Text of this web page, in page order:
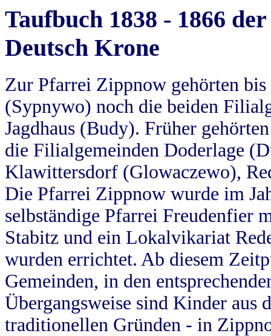
Taufbuch 1838 - 1866
Deutsch Krone
Zur Pfarrei Zippnow gehörten
(Sypnywo) noch die beiden
Jagdhaus (Budy). Früher
die Filialgemeinden Doderlage
Klawittersdorf (Glowaczewo),
Die Pfarrei Zippnow wurde im
selbständige Pfarrei Freudenfier
Stabitz und ein Lokalvikariat
wurden errichtet. Ab diesem
Gemeinden, in den
Übergangsweise sind Kinder aus
traditionellen Gründen - in